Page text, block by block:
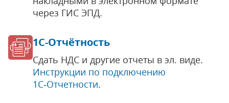
через ГИС ЭПД.
1С-Отчётность
Сдать НДС и другие отчеты в эл. виде.
Инструкции по подключению
1С‑Отчетности.